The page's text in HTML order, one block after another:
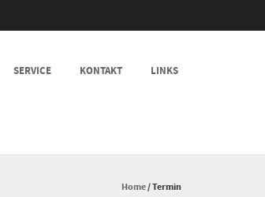
SERVICE KONTAKT LINKS
Home/Termin